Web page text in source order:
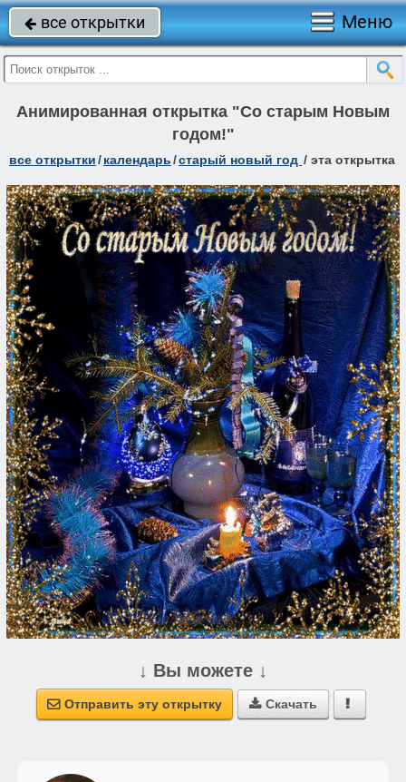
 все открытки Меню
Анимированная открытка "Со старым Новым
годом!"
все открытки/календарь/старый новый год / эта открытка
↓ Вы можете ↓
 Отправить эту открытку  Скачать 